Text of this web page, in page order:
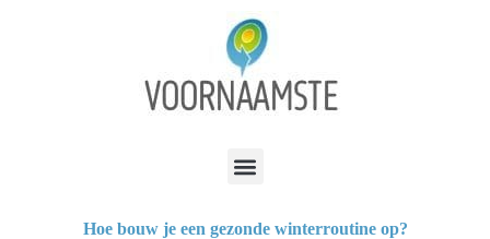
Hoe bouw je een gezonde winterroutine op?